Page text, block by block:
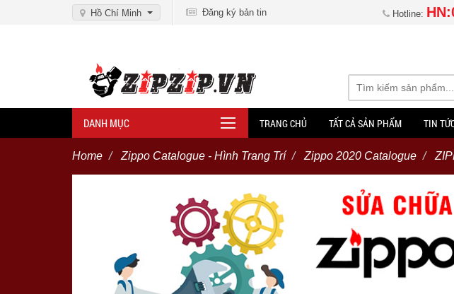
Hồ Chí Minh Đăng ký bản tin Hotline:
DANH MỤC TRANG CHỦ TẤT CẢ SẢN PHẨM TIN
Home Zippo Catalogue - Hình Trang Trí Zippo 2020 Catalogue